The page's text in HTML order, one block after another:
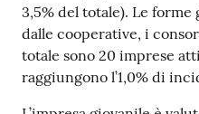
3,5% del totale). Le
dalle cooperative, i
totale sono 20 imprese
raggiungono l’1,0% di